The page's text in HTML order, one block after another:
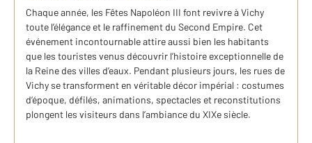
Chaque année, les Fêtes Napoléon III font revivre à Vichy
toute l’élégance et le raffinement du Second Empire. Cet
événement incontournable attire aussi bien les habitants
que les touristes venus découvrir l’histoire exceptionnelle de
la Reine des villes d’eaux. Pendant plusieurs jours, les rues de
Vichy se transforment en véritable décor impérial : costumes
d’époque, défilés, animations, spectacles et reconstitutions
plongent les visiteurs dans l’ambiance du XIXe siècle.